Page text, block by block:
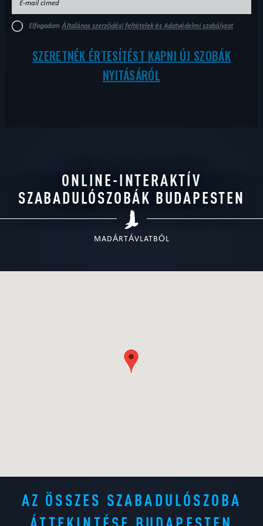
Elfogadom Általános szerződési feltételek és Adatvédelmi szabályzat
SZERETNÉK ÉRTESÍTÉST KAPNI ÚJ SZOBÁK
NYITÁSÁRÓL
ONLINE-INTERAKTÍV
SZABADULÓSZOBÁK BUDAPESTEN
MADÁRTÁVLATBÓL
AZ ÖSSZES SZABADULÓSZOBA